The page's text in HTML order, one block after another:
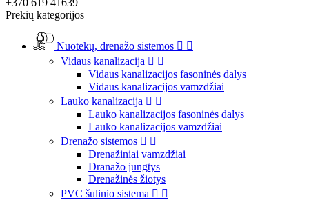
+370 619 41639
Prekių kategorijos
Nuotekų, drenažo sistemos  
Vidaus kanalizacija  
Vidaus kanalizacijos fasoninės dalys
Vidaus kanalizacijos vamzdžiai
Lauko kanalizacija  
Lauko kanalizacijos fasoninės dalys
Lauko kanalizacijos vamzdžiai
Drenažo sistemos  
Drenažiniai vamzdžiai
Dranažo jungtys
Drenažinės žiotys
PVC šulinio sistema  